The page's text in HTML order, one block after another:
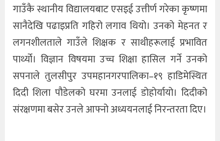
गाउँकै स्थानीय विद्यालयबाट एसइई उत्तीर्ण गरेका कृष्णमा
सानैदेखि पढाइप्रति गहिरो लगाव थियो। उनको मेहनत र
लगनशीलताले गाउँले शिक्षक र साथीहरूलाई प्रभावित
पार्थ्यो। विज्ञान विषयमा उच्च शिक्षा हासिल गर्ने उनको
सपनाले तुलसीपुर उपमहानगरपालिका–१९ हाडिमेस्थित
दिदी शिला पौडेलको घरमा उनलाई डोहोर्यायो। दिदीको
संरक्षणमा बसेर उनले आफ्नो अध्ययनलाई निरन्तरता दिए।